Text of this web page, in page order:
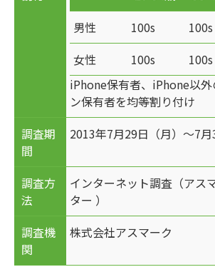
男性
100s 100s
女性
100s 100s
iPhone保有者、iPhone以
ン保有者を均等割り付け
調査期
間
2013年7月29日（月）～7月
調査方
法
インターネット調査（アス
ター ）
調査機
関
株式会社アスマーク